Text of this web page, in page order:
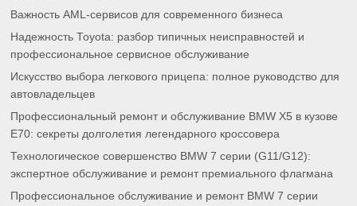
Важность AML-сервисов для современного бизнеса
Надежность Toyota: разбор типичных неисправностей и
профессиональное сервисное обслуживание
Искусство выбора легкового прицепа: полное руководство для
автовладельцев
Профессиональный ремонт и обслуживание BMW X5 в кузове
E70: секреты долголетия легендарного кроссовера
Технологическое совершенство BMW 7 серии (G11/G12):
экспертное обслуживание и ремонт премиального флагмана
Профессиональное обслуживание и ремонт BMW 7 серии